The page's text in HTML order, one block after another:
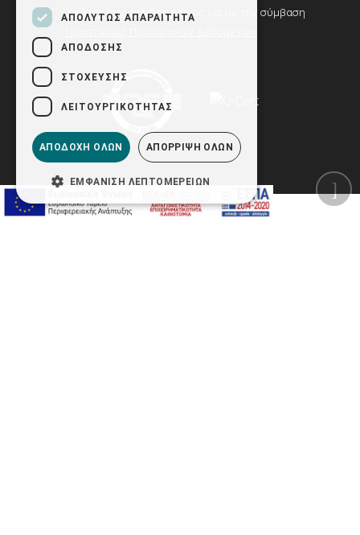
Χρήσης Ιστοσελίδαςκαθώς και με την σύμβαση
ΑΠΟΛΎΤΩΣ ΑΠΑΡΑΊΤΗΤΑ
ΑΠΌΔΟΣΗΣ
ΣΤΌΧΕΥΣΗΣ
ΛΕΙΤΟΥΡΓΙΚΌΤΗΤΑΣ
ΑΠΟΔΟΧΉ ΌΛΩΝ ΑΠΌΡΡΙΨΗ ΌΛΩΝ
ΕΜΦΆΝΙΣΗ ΛΕΠΤΟΜΕΡΕΙΏΝ